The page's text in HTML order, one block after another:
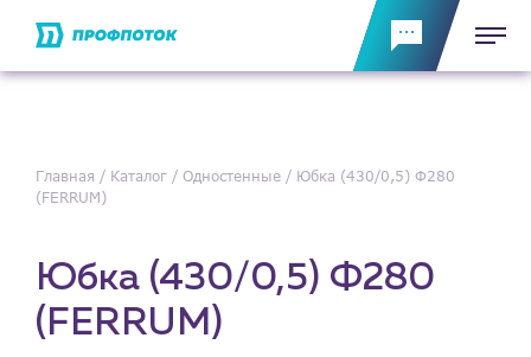
Главная Каталог Одностенные
Юбка (430/0,5) Ф280
(FERRUM)
Юбка (430/0,5) Ф280
(FERRUM)